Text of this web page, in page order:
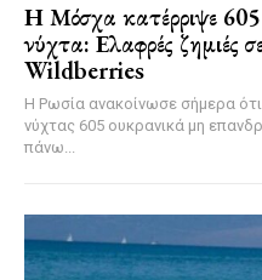
Η Μόσχα κατέρριψε
νύχτα: Ελαφρές ζημιές
Wildberries
Η Ρωσία ανακοίνωσε σήμερα
νύχτας 605 ουκρανικά μη
πάνω...